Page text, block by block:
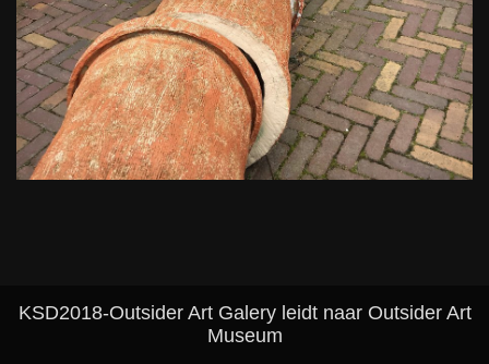
KSD2018-Outsider Art Galery leidt naar Outsider Art
Museum